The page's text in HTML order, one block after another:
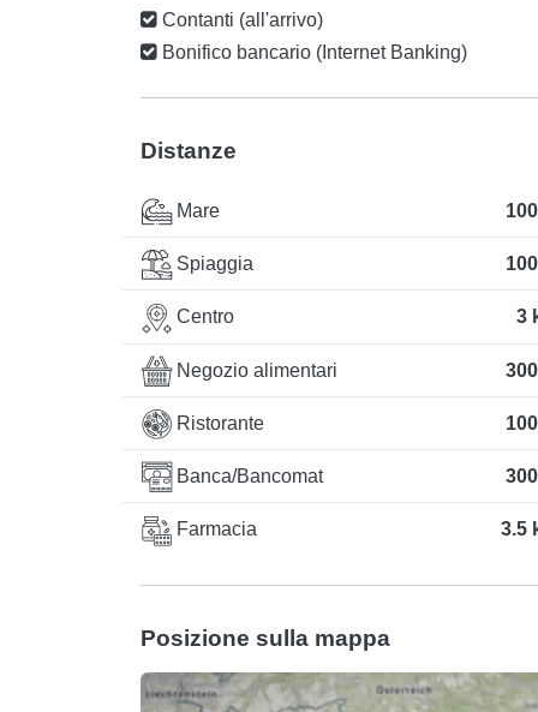
Contanti (all'arrivo)
Bonifico bancario (Internet Banking)
Distanze
Mare
Spiaggia
Centro 3
Negozio alimentari
Ristorante
Banca/Bancomat
Farmacia 3.5
Posizione sulla mappa